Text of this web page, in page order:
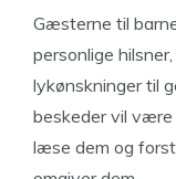
Gæsterne til
personlige
lykønskninger til
beskeder vil være
læse dem og